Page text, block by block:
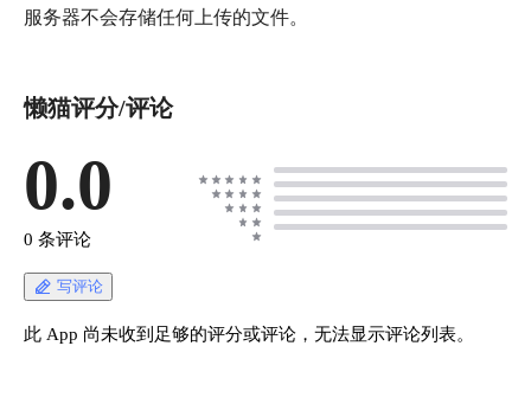
服务器不会存储任何上传的文件。
懒猫评分/评论
0.0
0 条评论
写评论
此 App 尚未收到足够的评分或评论，无法显示评论列表。